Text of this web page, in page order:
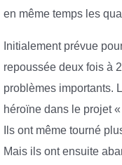
en même temps les
Initialement prévue
repoussée deux fois à
problèmes importants.
héroïne dans le projet
Ils ont même tourné
Mais ils ont ensuite